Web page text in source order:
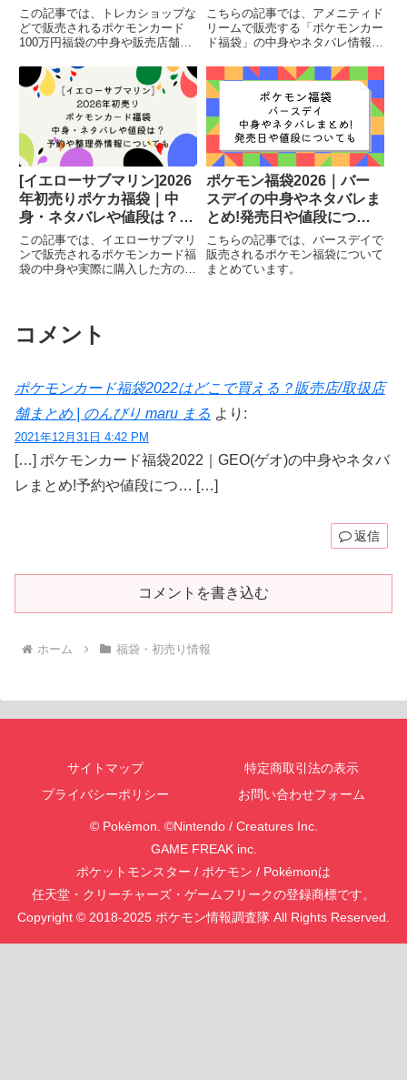
この記事では、トレカショップな
どで販売されるポケモンカード
100万円福袋の中身や販売店舗に
約や値段についても
こちらの記事では、アメニティド
リームで販売する「ポケモンカー
ド福袋」の中身やネタバレ情報、
[イエローサブマリン]2026
年初売りポケカ福袋｜中
身・ネタバレや値段は？予
約や整理券情報も
この記事では、イエローサブマリ
ンで販売されるポケモンカード福
袋の中身や実際に購入した方の感
ポケモン福袋2026｜バー
スデイの中身やネタバレま
とめ!発売日や値段につい
ても
こちらの記事では、バースデイで
販売されるポケモン福袋について
まとめています。
コメント
ポケモンカード福袋2022はどこで買える？販売店/取扱店
舗まとめ | のんびり maru まる より:
2021年12月31日 4:42 PM
[…] ポケモンカード福袋2022｜GEO(ゲオ)の中身やネタバ
レまとめ!予約や値段につ… […]
返信
コメントを書き込む
ホーム 福袋・初売り情報
サイトマップ
特定商取引法の表示
プライバシーポリシー
お問い合わせフォーム
© Pokémon. ©Nintendo / Creatures Inc.
GAME FREAK inc.
ポケットモンスター / ポケモン / Pokémonは
任天堂・クリーチャーズ・ゲームフリークの登録商標です。
Copyright © 2018-2025 ポケモン情報調査隊 All Rights Reserved.